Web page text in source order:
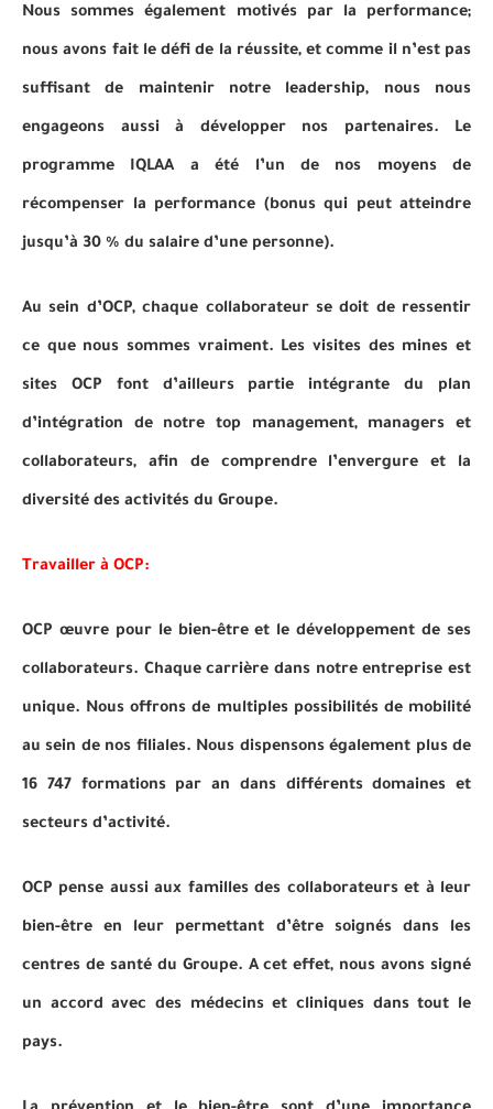
Nous sommes également motivés par la performance;
nous avons fait le défi de la réussite, et comme il n’est pas
suffisant de maintenir notre leadership, nous nous
engageons aussi à développer nos partenaires. Le
programme IQLAA a été l’un de nos moyens de
récompenser la performance (bonus qui peut atteindre
jusqu’à 30 % du salaire d’une personne).
Au sein d’OCP, chaque collaborateur se doit de ressentir
ce que nous sommes vraiment. Les visites des mines et
sites OCP font d’ailleurs partie intégrante du plan
d’intégration de notre top management, managers et
collaborateurs, afin de comprendre l’envergure et la
diversité des activités du Groupe.
Travailler à OCP:
OCP œuvre pour le bien-être et le développement de ses
collaborateurs. Chaque carrière dans notre entreprise est
unique. Nous offrons de multiples possibilités de mobilité
au sein de nos filiales. Nous dispensons également plus de
16 747 formations par an dans différents domaines et
secteurs d’activité.
OCP pense aussi aux familles des collaborateurs et à leur
bien-être en leur permettant d’être soignés dans les
centres de santé du Groupe. A cet effet, nous avons signé
un accord avec des médecins et cliniques dans tout le
pays.